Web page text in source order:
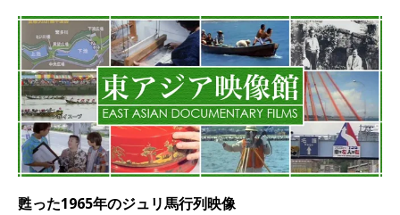
甦った1965年のジュリ馬行列映像